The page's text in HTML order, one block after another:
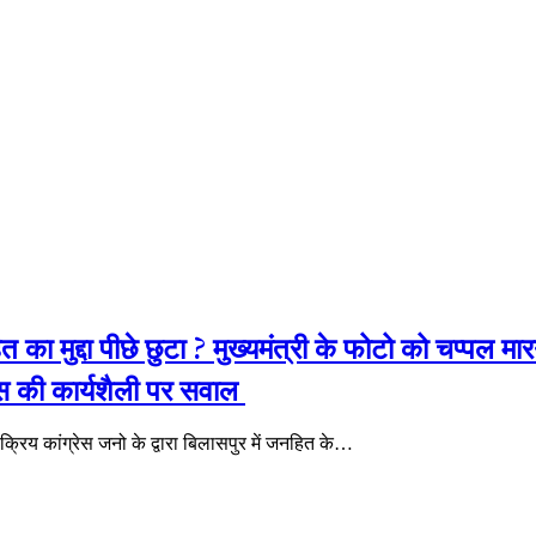
का मुद्दा पीछे छुटा ? मुख्यमंत्री के फोटो को चप्पल
कार्यशैली पर सवाल
कांग्रेस जनो के द्वारा बिलासपुर में जनहित के…